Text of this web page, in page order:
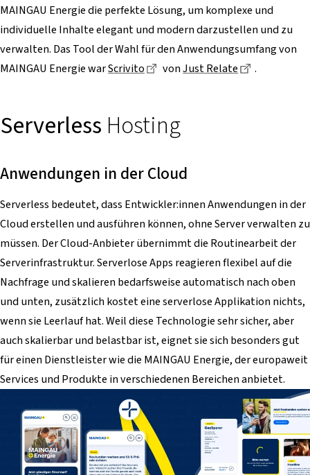
MAINGAU Energie die perfekte Lösung, um komplexe und
individuelle Inhalte elegant und modern darzustellen und zu
verwalten. Das Tool der Wahl für den Anwendungsumfang von
MAINGAU Energie warScrivito Dieser Link führt zu einer
vonJust Relate Dieser
.
Serverless Hosting
Anwendungen in der Cloud
Serverless bedeutet, dass Entwickler:innen Anwendungen in der
Cloud erstellen und ausführen können, ohne Server verwalten zu
müssen. Der Cloud-Anbieter übernimmt die Routinearbeit der
Serverinfrastruktur. Serverlose Apps reagieren flexibel auf die
Nachfrage und skalieren bedarfsweise automatisch nach oben
und unten, zusätzlich kostet eine serverlose Applikation nichts,
wenn sie Leerlauf hat. Weil diese Technologie sehr sicher, aber
auch skalierbar und belastbar ist, eignet sie sich besonders gut
für einen Dienstleister wie die MAINGAU Energie, der europaweit
Services und Produkte in verschiedenen Bereichen anbietet.